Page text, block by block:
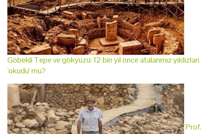
Göbekli Tepe ve gökyüzü: 12 bin yıl önce atalarımız yıldızları
'okudu' mu?
Prof.